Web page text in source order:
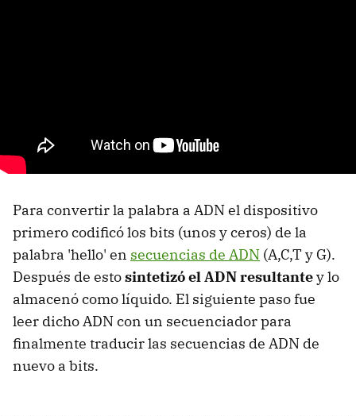
Para convertir la palabra a ADN el dispositivo
primero codificó los bits (unos y ceros) de la
palabra 'hello' en secuencias de ADN (A,C,T y G).
Después de estosintetizó el ADN resultantey lo
almacenó como líquido. El siguiente paso fue
leer dicho ADN con un secuenciador para
finalmente traducir las secuencias de ADN de
nuevo a bits.